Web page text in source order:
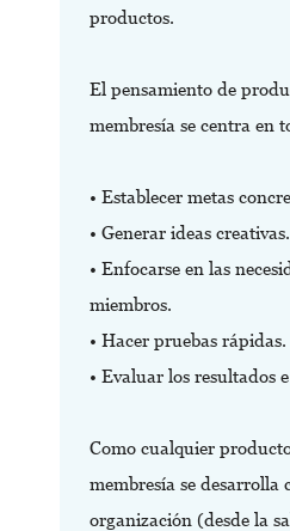
productos.
El pensamiento de
membresía se centra en
• Establecer metas
• Generar ideas creativas.
• Enfocarse en las
miembros.
• Hacer pruebas rápidas.
• Evaluar los resultados
Como cualquier
membresía se desarrolla
organización (desde la